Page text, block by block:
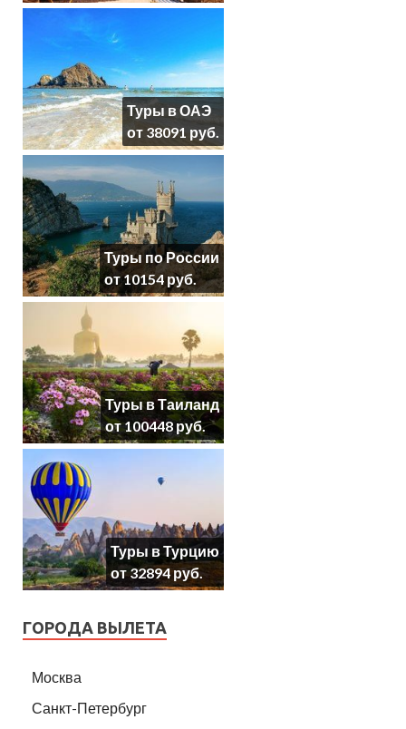
Туры в ОАЭ
от 38091 руб.
Туры по России
от 10154 руб.
Туры в Таиланд
от 100448 руб.
Туры в Турцию
от 32894 руб.
ГОРОДА ВЫЛЕТА
Москва
Санкт-Петербург